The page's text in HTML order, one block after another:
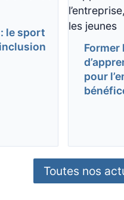
: le sport
Former
pour
Toutes nos